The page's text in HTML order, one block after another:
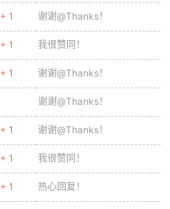
+ 1 谢谢@Thanks！
+ 1 我很赞同！
+ 1 谢谢@Thanks！
谢谢@Thanks！
+ 1 谢谢@Thanks！
+ 1 我很赞同！
+ 1 热心回复！